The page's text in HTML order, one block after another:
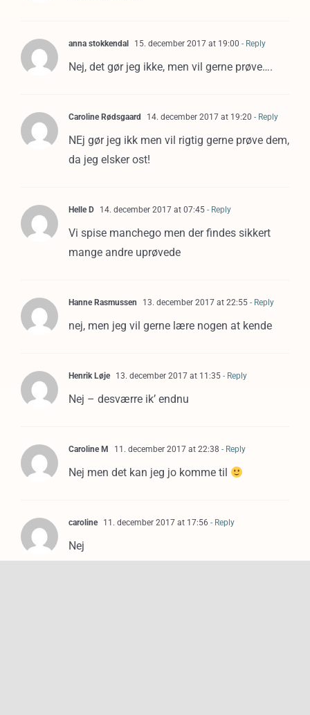
anna stokkendal 15. december 2017 at 19:00 - Reply
Nej, det gør jeg ikke, men vil gerne prøve….
Caroline Rødsgaard 14. december 2017 at 19:20 - Reply
NEj gør jeg ikk men vil rigtig gerne prøve dem,
da jeg elsker ost!
Helle D 14. december 2017 at 07:45- Reply
Vi spise manchego men der findes sikkert
mange andre uprøvede
Hanne Rasmussen 13. december 2017 at 22:55- Reply
nej, men jeg vil gerne lære nogen at kende
Henrik Løje 13. december 2017 at 11:35- Reply
Nej – desværre ik’ endnu
Caroline M 11. december 2017 at 22:38 - Reply
Nej men det kan jeg jo komme til
caroline 11. december 2017 at 17:56 - Reply
Nej